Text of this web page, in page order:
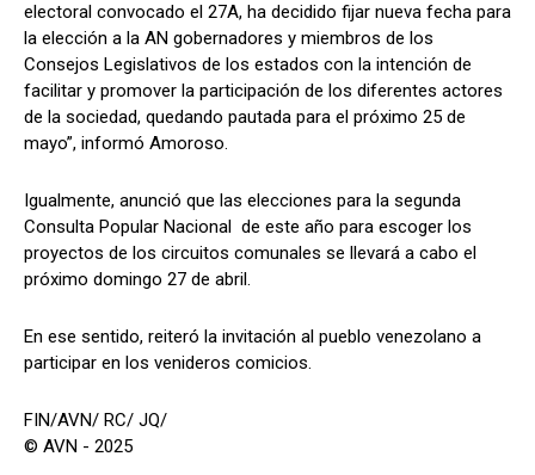
electoral convocado el 27A, ha decidido fijar nueva fecha para
la elección a la AN gobernadores y miembros de los
Consejos Legislativos de los estados con la intención de
facilitar y promover la participación de los diferentes actores
de la sociedad, quedando pautada para el próximo 25 de
mayo”, informó Amoroso.
Igualmente, anunció que las elecciones para la segunda
Consulta Popular Nacional de este año para escoger los
proyectos de los circuitos comunales se llevará a cabo el
próximo domingo 27 de abril.
En ese sentido, reiteró la invitación al pueblo venezolano a
participar en los venideros comicios.
FIN/AVN/ RC/ JQ/
© AVN - 2025